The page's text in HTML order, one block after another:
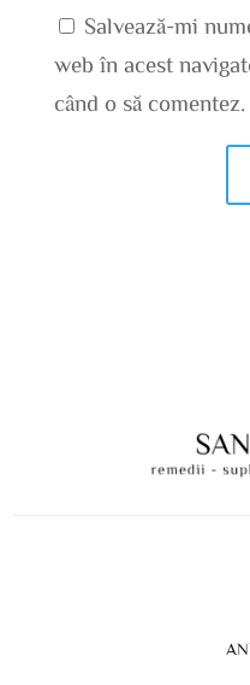
Salvează-mi
web în acest
când o să comentez.